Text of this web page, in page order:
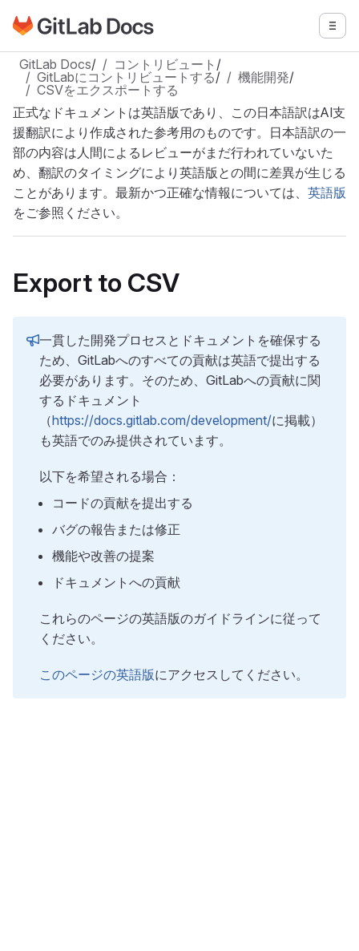
メインコンテンツにスキップ
GitLabドキュメントのホームページに移動 メニ
GitLab Docs/ コントリビュート /
GitLabにコントリビュートする/ 機能開発/
CSVをエクスポートする
正式なドキュメントは英語版であり、この日本語訳はAI支
援翻訳により作成された参考用のものです。日本語訳の一
部の内容は人間によるレビューがまだ行われていないた
め、翻訳のタイミングにより英語版との間に差異が生じる
ことがあります。最新かつ正確な情報については、 英語版
をご参照ください。
Export to CSV
一貫した開発プロセスとドキュメントを確保する
ため、GitLabへのすべての貢献は英語で提出する
必要があります。そのため、GitLabへの貢献に関
するドキュメント
（https://docs.gitlab.com/development/に掲載）
も英語でのみ提供されています。
以下を希望される場合：
コードの貢献を提出する
バグの報告または修正
機能や改善の提案
ドキュメントへの貢献
これらのページの英語版のガイドラインに従って
ください。
このページの英語版にアクセスしてください。